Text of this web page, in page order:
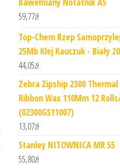
59,77zł
Top-Chem Rzep
25Mb Klej Kauczuk - Biały
44,05zł
Zebra Zipship 2300
Ribbon Wax 110Mm 12
(02300GS11007)
13,07zł
Stanley NITOWNICA MR 55
55,80zł